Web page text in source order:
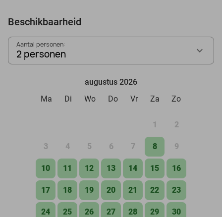
Beschikbaarheid
Aantal personen:
2 personen
augustus 2026
Ma
Di Wo Do Vr Za Zo
1 2
3 4 5 6 7 8 9
10 11 12 13 14 15 16
17 18 19 20 21 22 23
24 25 26 27 28 29 30